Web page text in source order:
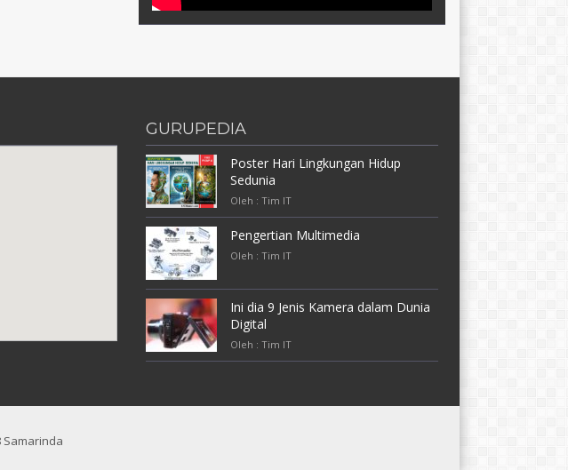
GURUPEDIA
Poster Hari Lingkungan Hidup
Sedunia
Oleh : Tim IT
Pengertian Multimedia
Oleh : Tim IT
Ini dia 9 Jenis Kamera dalam Dunia
Digital
Oleh : Tim IT
Samarinda